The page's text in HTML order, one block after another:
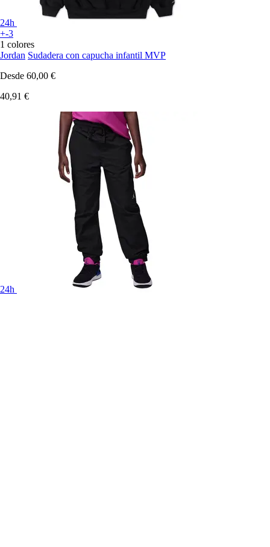
24h
+-3
1 colores
Jordan Sudadera con capucha infantil MVP
Desde 60,00 €
40,91 €
24h